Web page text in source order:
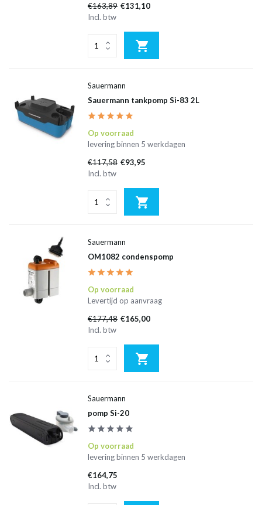
€163,89 €131,10
Incl. btw
Sauermann
Sauermann tankpomp Si-83 2L
Op voorraad
levering binnen 5 werkdagen
€117,58 €93,95
Incl. btw
Sauermann
OM1082 condenspomp
Op voorraad
Levertijd op aanvraag
€177,48 €165,00
Incl. btw
Sauermann
pomp Si-20
Op voorraad
levering binnen 5 werkdagen
€164,75
Incl. btw